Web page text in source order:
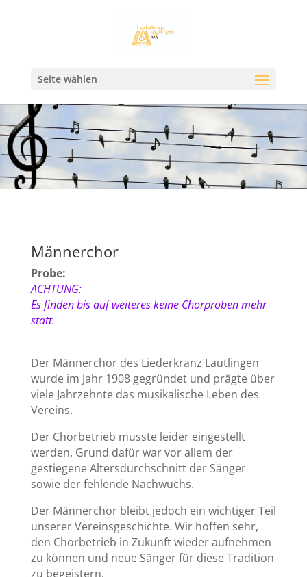
Seite wählen
Männerchor
Probe:
ACHTUNG:
Es finden bis aufweitereskeine Chorproben mehr
statt.
Der Männerchor des Liederkranz Lautlingen
wurde im Jahr 1908 gegründet und prägte über
viele Jahrzehnte das musikalische Leben des
Vereins.
Der Chorbetrieb musste leider eingestellt
werden. Grund dafür war vor allem der
gestiegene Altersdurchschnitt der Sänger
sowie der fehlende Nachwuchs.
Der Männerchor bleibt jedoch ein wichtiger Teil
unserer Vereinsgeschichte. Wir hoffen sehr,
den Chorbetrieb in Zukunft wieder aufnehmen
zu können und neue Sänger für diese Tradition
zu begeistern.